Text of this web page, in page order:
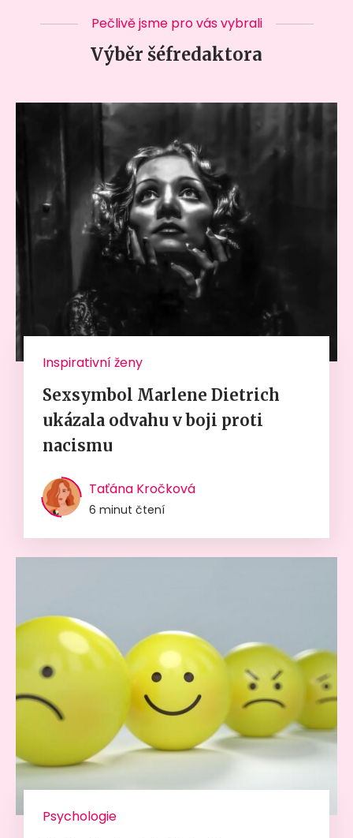
Pečlivě jsme pro vás vybrali
Výběr šéfredaktora
Inspirativní ženy
Sexsymbol Marlene Dietrich
ukázala odvahu v boji proti
nacismu
Taťána Kročková
6 minut čtení
Psychologie